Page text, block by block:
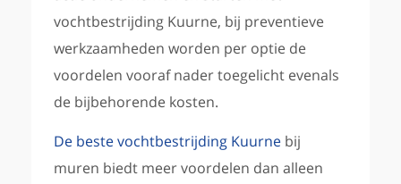
vochtbestrijding Kuurne, bij preventieve
werkzaamheden worden per optie de
voordelen vooraf nader toegelicht evenals
de bijbehorende kosten.
De beste vochtbestrijding Kuurne bij
muren biedt meer voordelen dan alleen